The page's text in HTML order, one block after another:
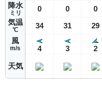
降水
ミリ
気温
℃
風
m/s
天気
0
34
4
0
31
3
0
29
2